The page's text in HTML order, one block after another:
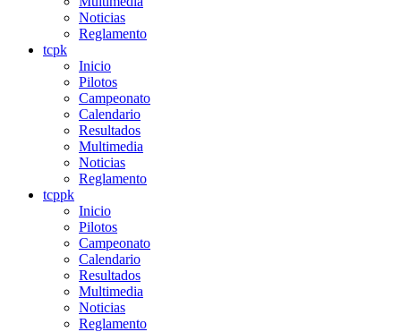
Noticias
Reglamento
tcpk
Inicio
Pilotos
Campeonato
Calendario
Resultados
Multimedia
Noticias
Reglamento
tcppk
Inicio
Pilotos
Campeonato
Calendario
Resultados
Multimedia
Noticias
Reglamento